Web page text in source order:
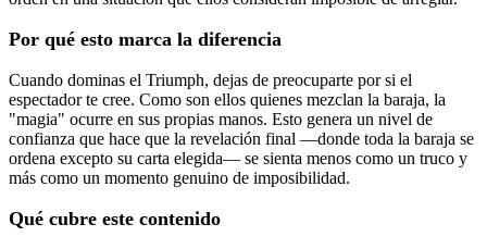
Por qué esto marca la diferencia
Cuando dominas el Triumph, dejas de preocuparte por si el
espectador te cree. Como son ellos quienes mezclan la baraja, la
"magia" ocurre en sus propias manos. Esto genera un nivel de
confianza que hace que la revelación final —donde toda la baraja se
ordena excepto su carta elegida— se sienta menos como un truco y
más como un momento genuino de imposibilidad.
Qué cubre este contenido